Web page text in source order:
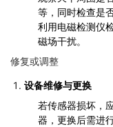
等，同时检查是
利用电磁检测仪
磁场干扰。
修复或调整
设备维修与更换
若传感器损坏，
器，更换后需进